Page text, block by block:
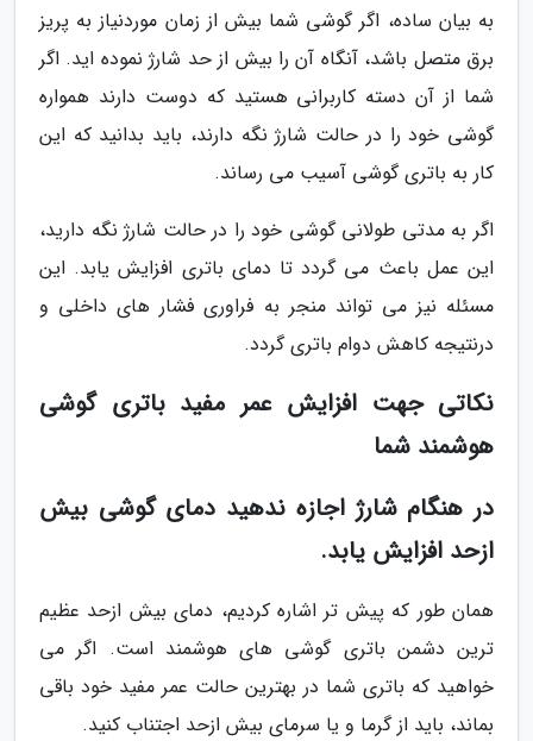
به بیان ساده، اگر گوشی شما بیش از زمان موردنیاز به پریز
برق متصل باشد، آنگاه آن را بیش از حد شارژ نموده اید. اگر
شما از آن دسته کاربرانی هستید که دوست دارند همواره
گوشی خود را در حالت شارژ نگه دارند، باید بدانید که این
کار به باتری گوشی آسیب می رساند.
اگر به مدتی طولانی گوشی خود را در حالت شارژ نگه دارید،
این عمل باعث می گردد تا دمای باتری افزایش یابد. این
مسئله نیز می تواند منجر به فراوری فشار های داخلی و
درنتیجه کاهش دوام باتری گردد.
نکاتی جهت افزایش عمر مفید باتری گوشی
هوشمند شما
در هنگام شارژ اجازه ندهید دمای گوشی بیش
ازحد افزایش یابد.
همان طور که پیش تر اشاره کردیم، دمای بیش ازحد عظیم
ترین دشمن باتری گوشی های هوشمند است. اگر می
خواهید که باتری شما در بهترین حالت عمر مفید خود باقی
بماند، باید از گرما و یا سرمای بیش ازحد اجتناب کنید.